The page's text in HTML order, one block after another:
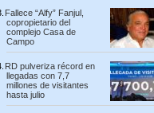
Fallece “Alfy” Fanjul,
copropietario del
complejo Casa de
Campo
RD pulveriza récord en
llegadas con 7,7
millones de visitantes
hasta julio